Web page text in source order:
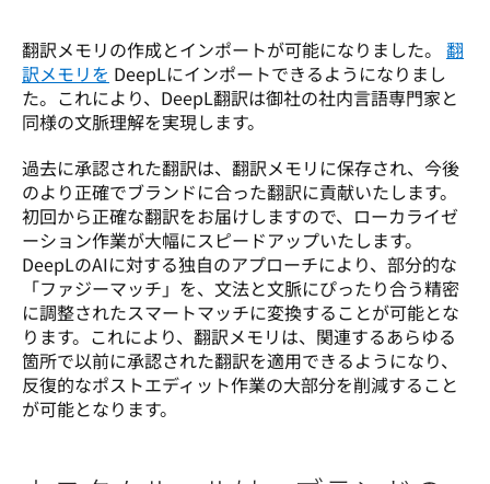
翻訳メモリの作成とインポートが可能になりました。 翻
訳メモリを DeepLにインポートできるようになりまし
た。これにより、DeepL翻訳は御社の社内言語専門家と
同様の文脈理解を実現します。
過去に承認された翻訳は、翻訳メモリに保存され、今後
のより正確でブランドに合った翻訳に貢献いたします。
初回から正確な翻訳をお届けしますので、ローカライゼ
ーション作業が大幅にスピードアップいたします。
DeepLのAIに対する独自のアプローチにより、部分的な
「ファジーマッチ」を、文法と文脈にぴったり合う精密
に調整されたスマートマッチに変換することが可能とな
ります。これにより、翻訳メモリは、関連するあらゆる
箇所で以前に承認された翻訳を適用できるようになり、
反復的なポストエディット作業の大部分を削減すること
が可能となります。